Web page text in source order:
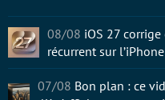
08/08 iOS 27
récurrent sur l’iPhone
07/08 Bon plan : ce